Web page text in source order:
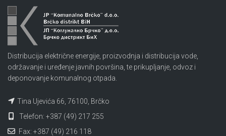
Distribucija električne energije, proizvodnja i distribucija vode,
održavanje i uređenje javnih površina, te prikupljanje, odvoz i
deponovanje komunalnog otpada.
Tina Ujevića 66, 76100, Brčko
Telefon: +387 (49) 217 255
Fax: +387 (49) 216 118